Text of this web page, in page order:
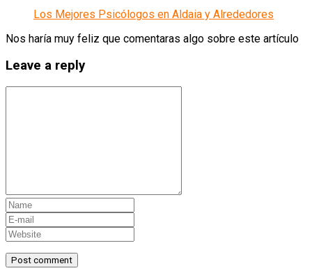
Los Mejores Psicólogos en Aldaia y Alrededores
Nos haría muy feliz que comentaras algo sobre este artículo
Leave a reply